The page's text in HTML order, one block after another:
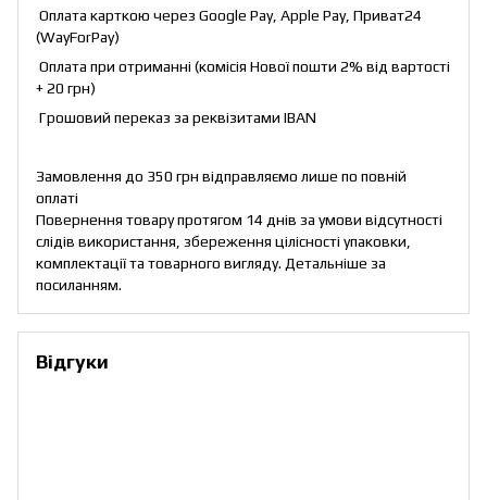
Оплата карткою через Google Pay, Apple Pay, Приват24
(WayForPay)
Оплата при отриманні (комісія Нової пошти 2% від вартості
+ 20 грн)
Грошовий переказ за реквізитами IBAN
Замовлення до 350 грн відправляємо лише по повній
оплаті
Повернення товару протягом 14 днів за умови відсутності
слідів використання, збереження цілісності упаковки,
комплектації та товарного вигляду. Детальніше за
посиланням.
Відгуки